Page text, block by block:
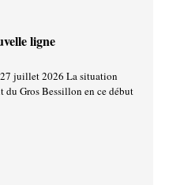
ligne
juillet 2026 La situation
du Gros Bessillon en ce début